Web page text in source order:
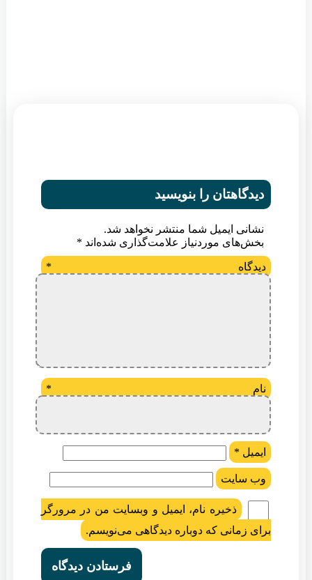
دیدگاهتان را بنویسید
نشانی ایمیل شما منتشر نخواهد شد.
بخش‌های موردنیاز علامت‌گذاری شده‌اند *
دیدگاه *
نام *
ایمیل *
وب‌ سایت
ذخیره نام، ایمیل و وبسایت من در مرورگر
برای زمانی که دوباره دیدگاهی می‌نویسم.